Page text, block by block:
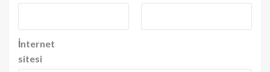
İnternet
sitesi